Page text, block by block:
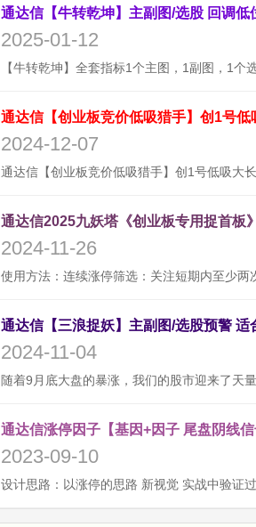
2025-01-12
通达信【创业板竞价低吸猎手】创1号
2024-12-07
通达信2025九妖塔《创业板专用捉首板
2024-11-26
2024-11-04
通达信涨停因子【基因+因子 尾盘阴线
2023-09-10